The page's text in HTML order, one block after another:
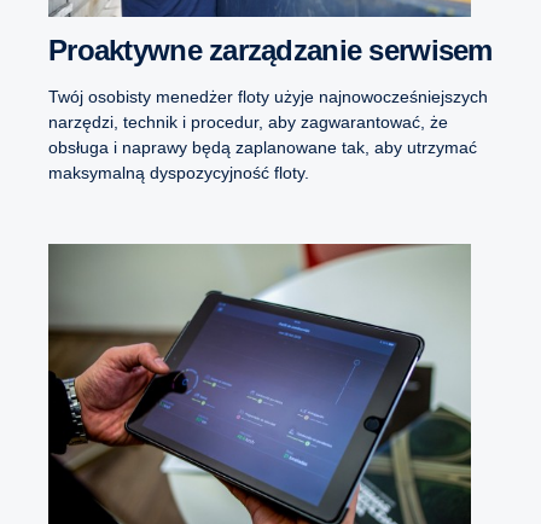
Proaktywne zarządzanie serwisem
Twój osobisty menedżer floty użyje najnowocześniejszych
narzędzi, technik i procedur, aby zagwarantować, że
obsługa i naprawy będą zaplanowane tak, aby utrzymać
maksymalną dyspozycyjność floty.